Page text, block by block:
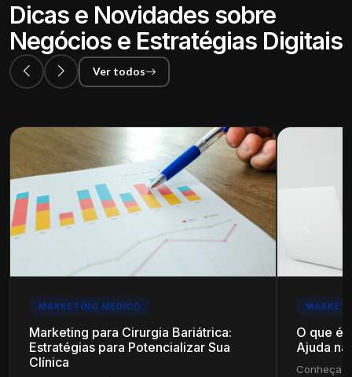
Dicas e Novidades sobre
Negócios e Estratégias Digitais
Ver todos
MARKETING MÉDICO
Marketing para Cirurgia Bariátrica:
Estratégias para Potencializar Sua
Clínica
O que é
Ajuda
Conheça